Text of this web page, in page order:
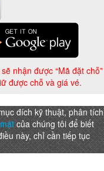
nhận được “Mã đặt chỗ”
được chỗ và giá vé.
đích kỹ thuật, phân tích
của chúng tôi để biết
này, chỉ cần tiếp tục